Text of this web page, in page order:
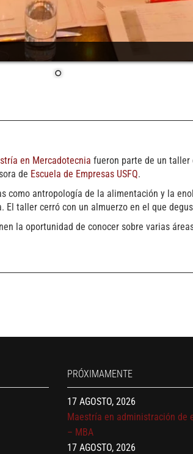
en Mercadotecnia fueron parte de un taller
de Escuela de Empresas USFQ.
como antropología de la alimentación y la
taller cerró con un almuerzo en el que
la oportunidad de conocer sobre varias
PRÓXIMAMENTE
17 AGOSTO, 2026
17 AGOSTO, 2026
Maestría en administración de
– MBA
17 AGOSTO, 2026
Maestría en finanzas
20 AGOSTO, 2026